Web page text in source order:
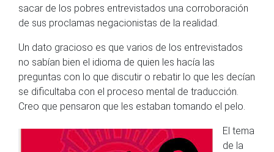
sacar de los pobres entrevistados una corroboración
de sus proclamas negacionistas de la realidad.
Un dato gracioso es que varios de los entrevistados
no sabían bien el idioma de quien les hacía las
preguntas con lo que discutir o rebatir lo que les decían
se dificultaba con el proceso mental de traducción.
Creo que pensaron que les estaban tomando el pelo.
El tema
de la